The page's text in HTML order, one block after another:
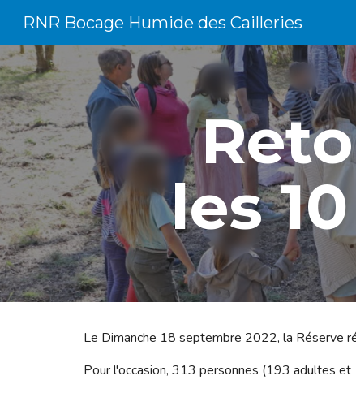
RNR Bocage Humide des Cailleries
les
Le Dimanche 18 septembre 2022, la Réserve
Pour l'occasion, 313 personnes (193 adultes et